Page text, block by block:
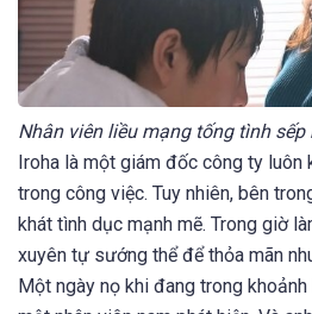
Nhân viên liều mạng tống tình sếp
Iroha là một giám đốc công ty
trong công việc. Tuy nhiên, bên
khát tình dục mạnh mẽ. Trong giờ
xuyên tự sướng thể để thỏa mãn
Một ngày nọ khi đang trong